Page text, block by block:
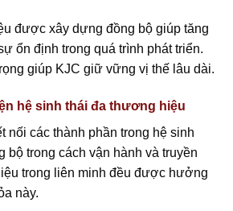
được xây dựng đồng bộ giúp tăng
ổn định trong quá trình phát triển.
giúp KJC giữ vững vị thế lâu dài.
hệ sinh thái đa thương hiệu
nối các thành phần trong hệ sinh
bộ trong cách vận hành và truyền
trong liên minh đều được hưởng
này.